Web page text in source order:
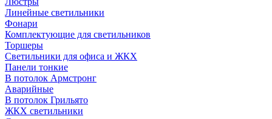
Линейные светильники
Фонари
Комплектующие для светильников
Торшеры
Светильники для офиса и ЖКХ
Панели тонкие
В потолок Армстронг
Аварийные
В потолок Грильято
ЖКХ светильники